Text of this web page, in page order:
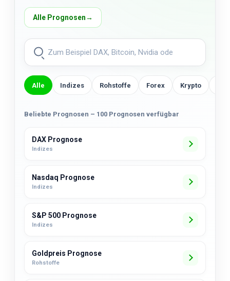
Alle Prognosen→
Alle Indizes Rohstoffe Forex Krypto
Beliebte Prognosen – 100 Prognosen verfügbar
DAX Prognose
Indizes
Nasdaq Prognose
Indizes
S&P 500 Prognose
Indizes
Goldpreis Prognose
Rohstoffe